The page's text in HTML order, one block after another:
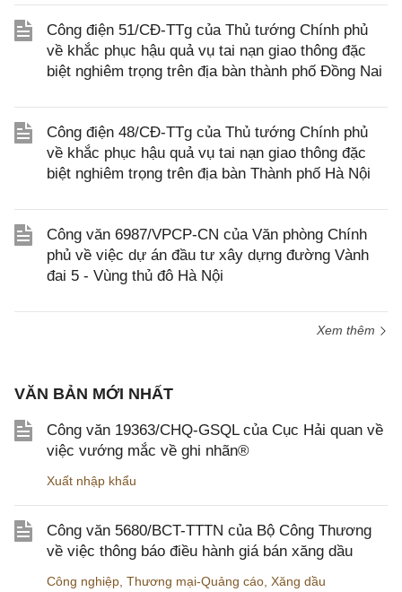
Công điện 51/CĐ-TTg của Thủ tướng Chính phủ
về khắc phục hậu quả vụ tai nạn giao thông đặc
biệt nghiêm trọng trên địa bàn thành phố Đồng Nai
Công điện 48/CĐ-TTg của Thủ tướng Chính phủ
về khắc phục hậu quả vụ tai nạn giao thông đặc
biệt nghiêm trọng trên địa bàn Thành phố Hà Nội
Công văn 6987/VPCP-CN của Văn phòng Chính
phủ về việc dự án đầu tư xây dựng đường Vành
đai 5 - Vùng thủ đô Hà Nội
Xem thêm
VĂN BẢN MỚI NHẤT
Công văn 19363/CHQ-GSQL của Cục Hải quan về
việc vướng mắc về ghi nhãn®
Xuất nhập khẩu
Công văn 5680/BCT-TTTN của Bộ Công Thương
về việc thông báo điều hành giá bán xăng dầu
Công nghiệp Thương mại-Quảng cáo Xăng dầu